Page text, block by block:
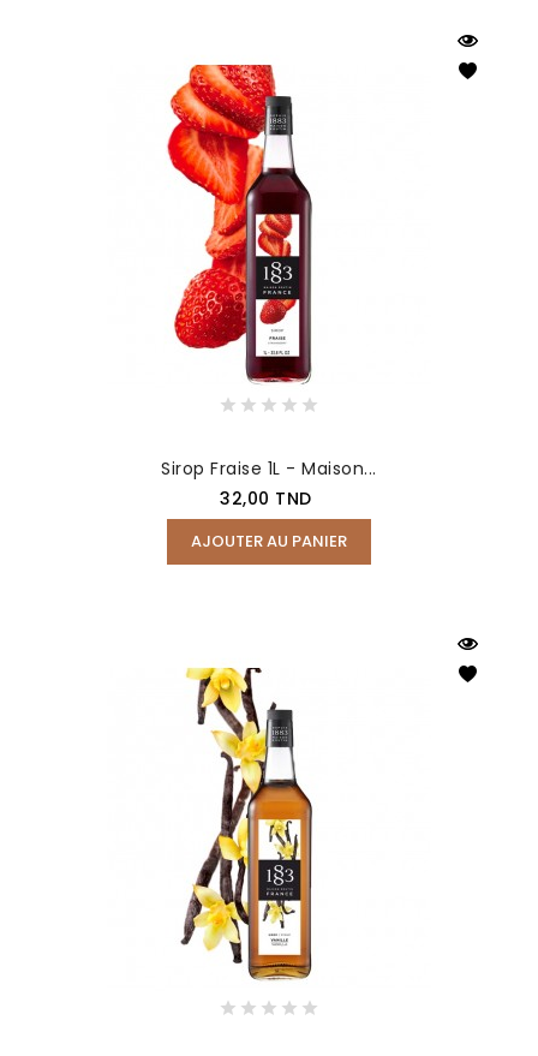
Sirop Fraise 1L - Maison...
Prix
32,00 TND
AJOUTER AU PANIER